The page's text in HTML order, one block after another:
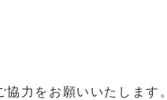
力をお願いいたします。